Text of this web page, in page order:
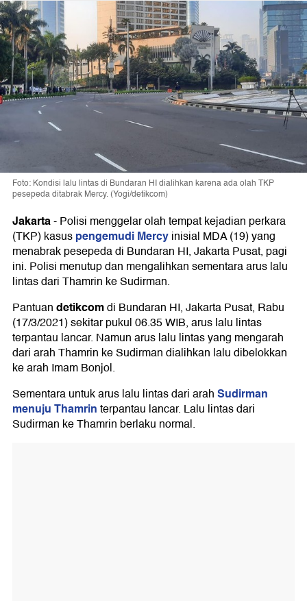
Foto: Kondisi lalu lintas di Bundaran HI dialihkan karena ada olah TKP
pesepeda ditabrak Mercy. (Yogi/detikcom)
Jakarta-Polisi menggelar olah tempat kejadian perkara
(TKP) kasuspengemudi Mercyinisial MDA (19) yang
menabrak pesepeda di Bundaran HI, Jakarta Pusat, pagi
ini. Polisi menutup dan mengalihkan sementara arus lalu
lintas dari Thamrin ke Sudirman.
Pantuandetikcomdi Bundaran HI, Jakarta Pusat, Rabu
(17/3/2021) sekitar pukul 06.35 WIB, arus lalu lintas
terpantau lancar. Namun arus lalu lintas yang mengarah
dari arah Thamrin ke Sudirman dialihkan lalu dibelokkan
ke arah Imam Bonjol.
Sementara untuk arus lalu lintas dari arahSudirman
menuju Thamrinterpantau lancar. Lalu lintas dari
Sudirman ke Thamrin berlaku normal.